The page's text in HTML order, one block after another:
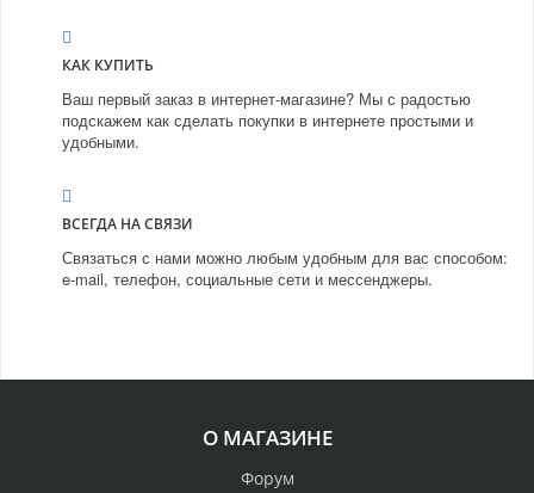
КАК КУПИТЬ
Ваш первый заказ в интернет-магазине? Мы с радостью
подскажем как сделать покупки в интернете простыми и
удобными.
ВСЕГДА НА СВЯЗИ
Связаться с нами можно любым удобным для вас способом:
e-mail, телефон, социальные сети и мессенджеры.
О МАГАЗИНЕ
Форум